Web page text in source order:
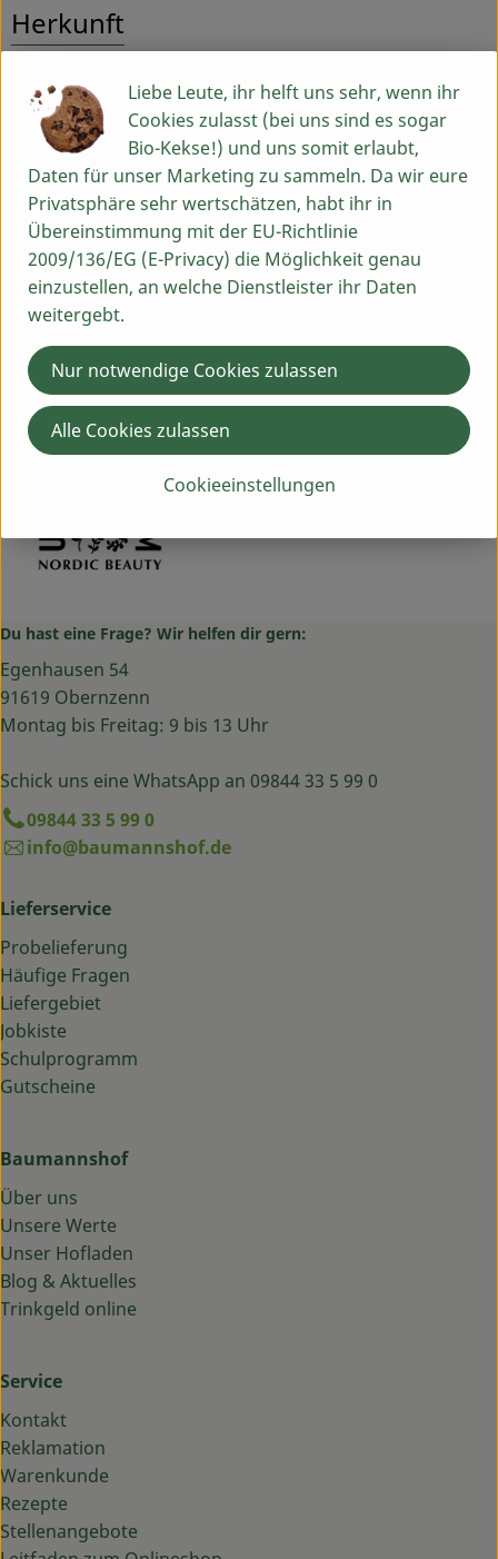
Herkunft
Hersteller: Urtekram
Midsona Deutschland GmbH
D 59387 Ascheberg
Kontrollnummer D-NW-D-13-2165-BCD
zur WebSite
(Daten von Ecoinform)
Urtekram
Du hast eine Frage? Wir helfen dir gern:
Egenhausen 54
91619 Obernzenn
Montag bis Freitag: 9 bis 13 Uhr
Schick uns eine WhatsApp an 09844 33 5 99 0
09844 33 5 99 0
info@baumannshof.de
Lieferservice
Probelieferung
Häufige Fragen
Liefergebiet
Jobkiste
Schulprogramm
Gutscheine
Baumannshof
Über uns
Unsere Werte
Unser Hofladen
Blog & Aktuelles
Trinkgeld online
Service
Kontakt
Reklamation
Warenkunde
Rezepte
Stellenangebote
Liebe Leute, ihr helft uns sehr, wenn ihr
Cookies zulasst (bei uns sind es sogar
Bio-Kekse!) und uns somit erlaubt,
Daten für unser Marketing zu sammeln. Da wir eure
Privatsphäre sehr wertschätzen, habt ihr in
Übereinstimmung mit der EU-Richtlinie
2009/136/EG (E-Privacy) die Möglichkeit genau
einzustellen, an welche Dienstleister ihr Daten
weitergebt.
Cookieeinstellungen
Nur notwendige Cookies zulassen
Alle Cookies zulassen